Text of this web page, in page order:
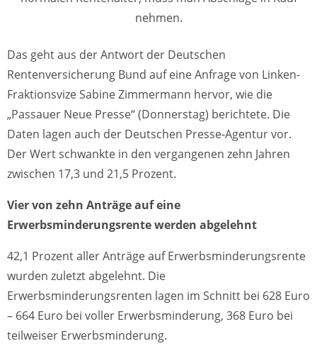
nehmen.
Das geht aus der Antwort der Deutschen
Rentenversicherung Bund auf eine Anfrage von Linken-
Fraktionsvize Sabine Zimmermann hervor, wie die
„Passauer Neue Presse“ (Donnerstag) berichtete. Die
Daten lagen auch der Deutschen Presse-Agentur vor.
Der Wert schwankte in den vergangenen zehn Jahren
zwischen 17,3 und 21,5 Prozent.
Vier von zehn Anträge auf eine
Erwerbsminderungsrente werden abgelehnt
42,1 Prozent aller Anträge auf Erwerbsminderungsrente
wurden zuletzt abgelehnt. Die
Erwerbsminderungsrenten lagen im Schnitt bei 628 Euro
– 664 Euro bei voller Erwerbsminderung, 368 Euro bei
teilweiser Erwerbsminderung.